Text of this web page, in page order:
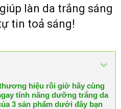
làn da trắng sáng
tin toả sáng!
hiệu rồi giờ hãy cùng
tính năng dưỡng trắng da
3 sản phẩm dưới đây bạn